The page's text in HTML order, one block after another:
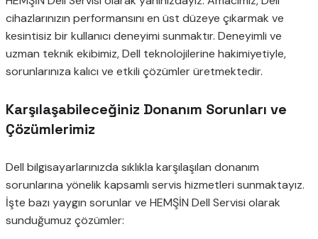
cihazlarınızın performansını en üst düzeye çıkarmak ve
kesintisiz bir kullanıcı deneyimi sunmaktır. Deneyimli ve
uzman teknik ekibimiz, Dell teknolojilerine hakimiyetiyle,
sorunlarınıza kalıcı ve etkili çözümler üretmektedir.
Karşılaşabileceğiniz Donanım Sorunları ve
Çözümlerimiz
Dell bilgisayarlarınızda sıklıkla karşılaşılan donanım
sorunlarına yönelik kapsamlı servis hizmetleri sunmaktayız.
İşte bazı yaygın sorunlar ve HEMŞİN Dell Servisi olarak
sunduğumuz çözümler: